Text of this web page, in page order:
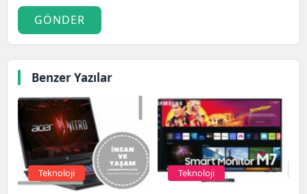
GÖNDER
Benzer Yazılar
Teknoloji Teknoloji